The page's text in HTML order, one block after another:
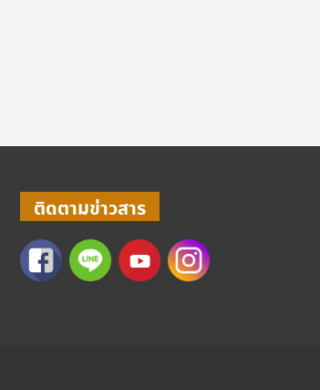
ติดตามข่าวสาร